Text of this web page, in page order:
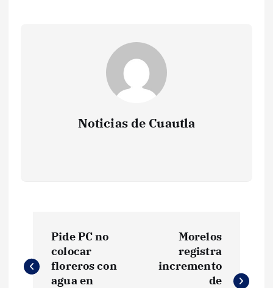
Noticias de Cuautla
a
Pide PC no
colocar
floreros con
agua en
Morelos
registra
incremento
de